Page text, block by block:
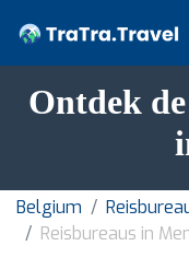
Ontdek
Belgium
Reisbureaus in